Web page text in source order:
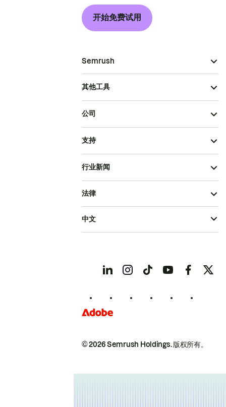
开始免费试用
Semrush
其他工具
公司
支持
行业新闻
© 2026 Semrush Holdings.版权所有。
法律
中文